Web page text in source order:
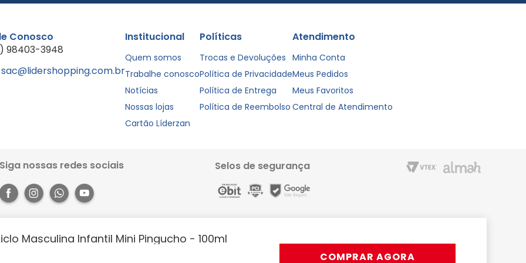
Masculina Infantil Mini Pingucho - 100ml
COMPRAR AGORA
Conosco
98403-3948
sac@lidershopping.com.br
Institucional
Quem somos
Trabalhe conosco
Notícias
Nossas lojas
Cartão Líderzan
Políticas
Trocas e Devoluções
Política de Privacidade
Política de Entrega
Política de Reembolso
Atendimento
Minha Conta
Meus Pedidos
Meus Favoritos
Central de Atendimento
Siga nossas redes sociais Selos de segurança
dos Pariquis, 1056 - Jurunas, Belém - PA, 66033-590. Site 100% seguro, com entrega rápida e condições especiais para o Cartão Liderzan.
e muito mais. Aproveite a agilidade, praticidade e comodidade que o Líder Shopping proporciona. Acesse o site ou o App